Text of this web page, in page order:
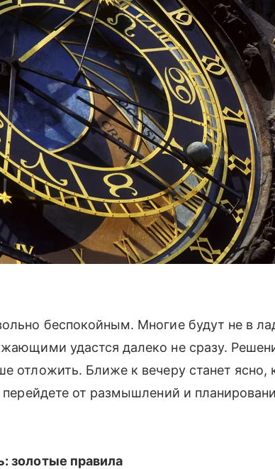
беспокойным. Многие будут не в
удастся далеко не сразу.
отложить. Ближе к вечеру станет ясно,
от размышлений и
золотые правила